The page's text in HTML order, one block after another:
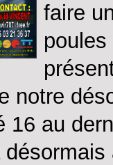
faire
notre
16 au